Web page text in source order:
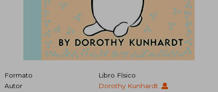
Formato
Libro Físico
Autor
Dorothy Kunhardt